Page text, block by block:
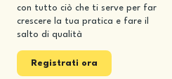
con tutto ciò che ti serve per far
crescere la tua pratica e fare il
salto di qualità
Registrati ora